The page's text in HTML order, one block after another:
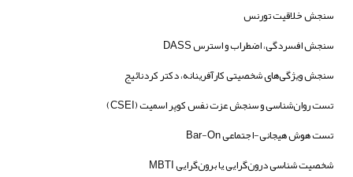
سنجش خلاقیت تورنس
سنجش افسردگی، اضطراب و استرس DASS
سنجش ویژگی‌های شخصیتی کارآفرینانه، دکتر کردنائیج
تست روان‌شناسی و سنجش عزت نفس کوپر اسمیت (CSEI)
تست هوش هیجانی-اجتماعی Bar-On
شخصیت شناسی درون‌گرایی یا برون‌گرایی MBTI